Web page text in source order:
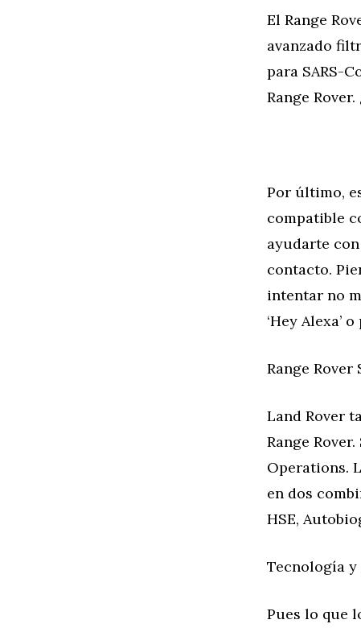
El Range
avanzado
para SARS-
Range
Por último,
compatible
ayudarte
contacto.
intentar no
‘Hey Alexa’
Range Rover
Land Rover
Range
Operations.
en dos
HSE,
Tecnología
Pues lo que